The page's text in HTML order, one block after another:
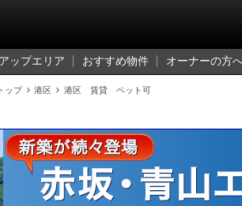
ップエリア おすすめ物件 オーナーの方
ップ  港区  港区 賃貸 ペット可